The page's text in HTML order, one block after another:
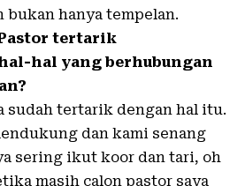
bukan hanya tempelan.
tertarik
hal yang berhubungan
sudah tertarik dengan hal itu.
dan kami senang
sering ikut koor dan tari, oh
masih calon pastor saya